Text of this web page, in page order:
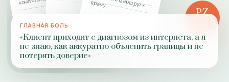
врачу
PZ
ГЛАВНАЯ БОЛЬ
«Клиент приходит с диагнозом из интернета, а я
не знаю, как аккуратно объяснить границы и не
потерять доверие»